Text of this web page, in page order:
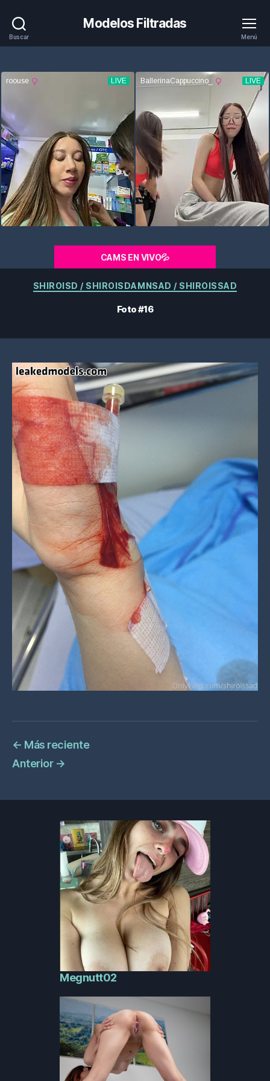
Buscar
Modelos Filtradas
Menú
CAMS EN VIVO💦
Categorías
SHIROISD / SHIROISDAMNSAD / SHIROISSAD
Foto #16
← Más reciente
Anterior →
Megnutt02